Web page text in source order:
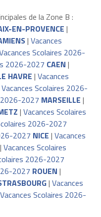
de la Zone B :
EN-PROVENCE |
| Vacances
Scolaires 2026-
2026-2027 CAEN |
HAVRE | Vacances
Vacances Scolaires 2026-
2026-2027 MARSEILLE |
| Vacances Scolaires
2026-2027
2027 NICE | Vacances
Vacances Scolaires
2026-2027
2027 ROUEN |
| Vacances
Vacances Scolaires 2026-